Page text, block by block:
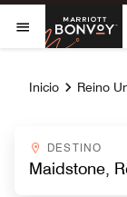
Skip to Content
Abrir el menú
Inicio Reino
DESTINO